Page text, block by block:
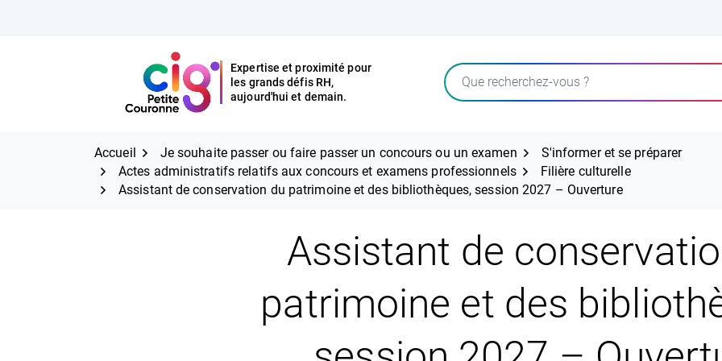
CIG Petite Couronne
Expertise et proximité pour
les grands défis RH,
aujourd'hui et demain.
Rechercher
CIG Petite Couronne
Expertise et proximité pour
les grands défis RH,
aujourd'hui et demain.
Accueil Je souhaite passer ou faire passer un concours ou un examen
S'informer et se préparer
Actes administratifs relatifs aux concours et examens professionnels
Filière culturelle
Assistant de conservation du patrimoine et des bibliothèques, session 2027 – Ouverture
Assistant de
patrimoine et des